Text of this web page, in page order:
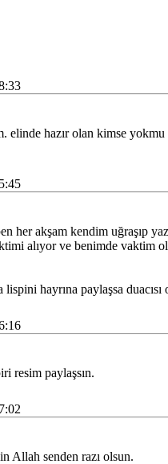
elinde hazır olan kimse
her akşam kendim uğraşıp
alıyor ve benimde vaktim
hayrına paylaşsa duacısı
resim paylaşsın.
Allah senden razı olsun.